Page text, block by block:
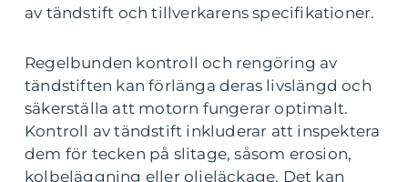
av tändstift och tillverkarens specifikationer.
Regelbunden kontroll och rengöring av
tändstiften kan förlänga deras livslängd och
säkerställa att motorn fungerar optimalt.
Kontroll av tändstift inkluderar att inspektera
dem för tecken på slitage, såsom erosion,
kolbeläggning eller oljeläckage. Det kan